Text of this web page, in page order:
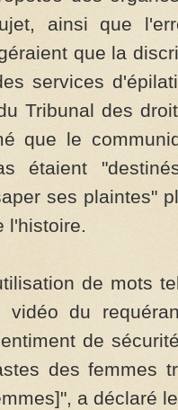
ainsi que
que la
services
Tribunal des
que le
étaient
ses plaintes"
l'histoire.
de mots
vidéo du
de
des femmes
a déclaré